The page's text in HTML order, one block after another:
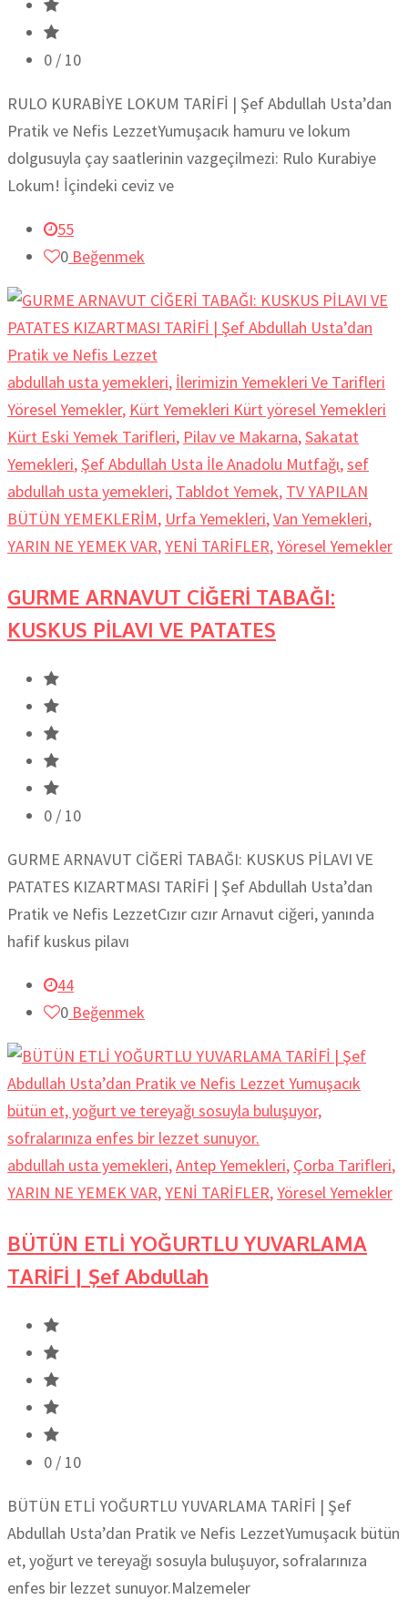
0 / 10
RULO KURABİYE LOKUM TARİFİ | Şef Abdullah Usta’dan
Pratik ve Nefis LezzetYumuşacık hamuru ve lokum
dolgusuyla çay saatlerinin vazgeçilmezi: Rulo Kurabiye
Lokum! İçindeki ceviz ve
55
0 Beğenmek
abdullah usta yemekleri, İlerimizin Yemekleri Ve Tarifleri
Yöresel Yemekler, Kürt Yemekleri Kürt yöresel Yemekleri
Kürt Eski Yemek Tarifleri, Pilav ve Makarna,Sakatat
Yemekleri, Şef Abdullah Usta İle Anadolu Mutfağı,sef
abdullah usta yemekleri, Tabldot Yemek, TV YAPILAN
BÜTÜN YEMEKLERİM, Urfa Yemekleri,Van Yemekleri,
YARIN NE YEMEK VAR,YENİ TARİFLER,Yöresel Yemekler
GURME ARNAVUT CİĞERİ TABAĞI:
KUSKUS PİLAVI VE PATATES
0 / 10
GURME ARNAVUT CİĞERİ TABAĞI: KUSKUS PİLAVI VE
PATATES KIZARTMASI TARİFİ | Şef Abdullah Usta’dan
Pratik ve Nefis LezzetCızır cızır Arnavut ciğeri, yanında
hafif kuskus pilavı
44
0 Beğenmek
abdullah usta yemekleri,Antep Yemekleri, Çorba Tarifleri,
YARIN NE YEMEK VAR,YENİ TARİFLER,Yöresel Yemekler
BÜTÜN ETLİ YOĞURTLU YUVARLAMA
TARİFİ | Şef Abdullah
0 / 10
BÜTÜN ETLİ YOĞURTLU YUVARLAMA TARİFİ | Şef
Abdullah Usta’dan Pratik ve Nefis LezzetYumuşacık bütün
et, yoğurt ve tereyağı sosuyla buluşuyor, sofralarınıza
enfes bir lezzet sunuyor.Malzemeler